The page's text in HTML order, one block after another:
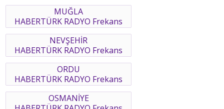
MUĞLA
HABERTÜRK RADYO Frekans
NEVŞEHİR
HABERTÜRK RADYO Frekans
ORDU
HABERTÜRK RADYO Frekans
OSMANİYE